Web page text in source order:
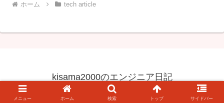
ホーム tech article
kisama2000のエンジニア日記
© 2023 kisama2000のエンジニア日記.
メニュー ホーム 検索 トップ サイドバー